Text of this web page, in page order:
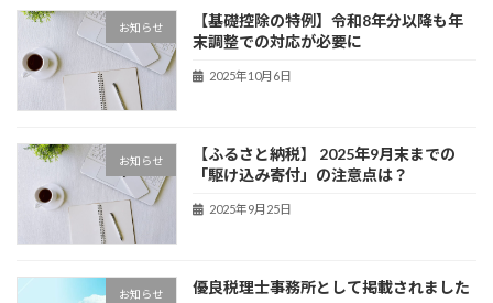
お知らせ
【基礎控除の特例】令和8年分以降も年
末調整での対応が必要に
2025年10月6日
お知らせ
【ふるさと納税】 2025年9月末までの
「駆け込み寄付」の注意点は？
2025年9月25日
お知らせ 優良税理士事務所として掲載されました